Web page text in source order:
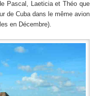
Pascal, Laeticia et Théo que
de Cuba dans le même avion
en Décembre).